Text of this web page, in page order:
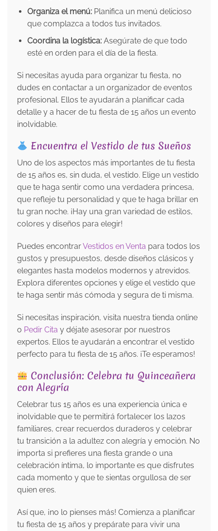
Organiza el menú:Planifica un menú delicioso
que complazca a todos tus invitados.
Coordina la logística:Asegúrate de que todo
esté en orden para el día de la fiesta.
Si necesitas ayuda para organizar tu fiesta, no
dudes en contactar a un organizador de eventos
profesional. Ellos te ayudarán a planificar cada
detalle y a hacer de tu fiesta de 15 años un evento
inolvidable.
Encuentra el Vestido de tus Sueños
Uno de los aspectos más importantes de tu fiesta
de 15 años es, sin duda, el vestido. Elige un vestido
que te haga sentir como una verdadera princesa,
que refleje tu personalidad y que te haga brillar en
tu gran noche. ¡Hay una gran variedad de estilos,
colores y diseños para elegir!
Puedes encontrarVestidos en Venta para todos los
gustos y presupuestos, desde diseños clásicos y
elegantes hasta modelos modernos y atrevidos.
Explora diferentes opciones y elige el vestido que
te haga sentir más cómoda y segura de ti misma.
Si necesitas inspiración, visita nuestra tienda online
o Pedir Cita y déjate asesorar por nuestros
expertos. Ellos te ayudarán a encontrar el vestido
perfecto para tu fiesta de 15 años. ¡Te esperamos!
Conclusión: Celebra tu Quinceañera
con Alegría
Celebrar tus 15 años es una experiencia única e
inolvidable que te permitirá fortalecer los lazos
familiares, crear recuerdos duraderos y celebrar
tu transición a la adultez con alegría y emoción. No
importa si prefieres una fiesta grande o una
celebración íntima, lo importante es que disfrutes
cada momento y que te sientas orgullosa de ser
quien eres.
Así que, ¡no lo pienses más! Comienza a planificar
tu fiesta de 15 años y prepárate para vivir una